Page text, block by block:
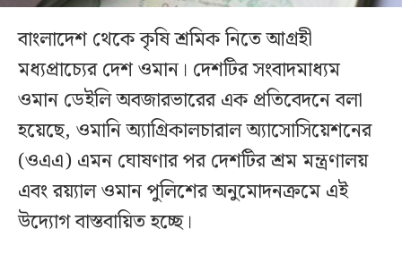
বাংলাদেশ থেকে কৃষি শ্রমিক নিতে আগ্রহী
মধ্যপ্রাচ্যের দেশ ওমান। দেশটির সংবাদমাধ্যম
ওমান ডেইলি অবজারভারের এক প্রতিবেদনে বলা
হয়েছে, ওমানি অ্যাগ্রিকালচারাল অ্যাসোসিয়েশনের
(ওএএ) এমন ঘোষণার পর দেশটির শ্রম মন্ত্রণালয়
এবং রয়্যাল ওমান পুলিশের অনুমোদনক্রমে এই
উদ্যোগ বাস্তবায়িত হচ্ছে।